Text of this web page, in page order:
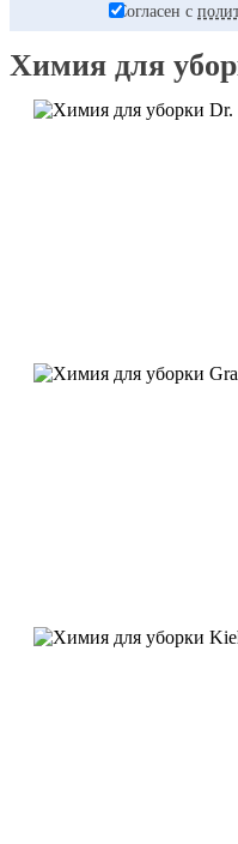
Согласен с
Химия для